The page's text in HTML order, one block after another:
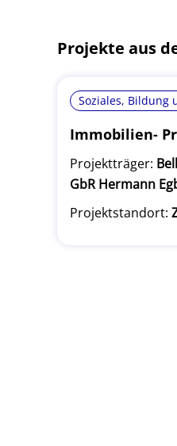
Projekte aus
Soziales, Bildung
Immobilien-
Projektträger:
GbR Hermann
Projektstandort: